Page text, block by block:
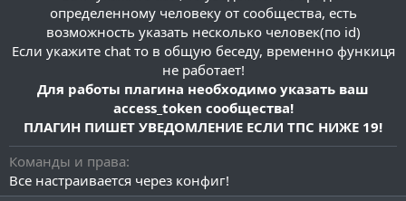
определенному человеку от сообщества, есть
возможность указать несколько человек(по id)
Если укажите chat то в общую беседу, временно функиця
не работает!
Для работы плагина необходимо указать ваш
access_token сообщества!
ПЛАГИН ПИШЕТ УВЕДОМЛЕНИЕ ЕСЛИ ТПС НИЖЕ 19!
Команды и права
Все настраивается через конфиг!